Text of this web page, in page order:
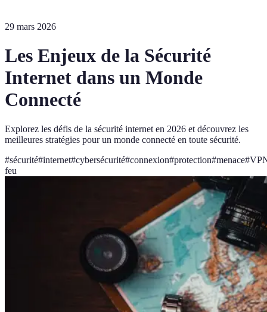
29 mars 2026
Les Enjeux de la Sécurité
Internet dans un Monde
Connecté
Explorez les défis de la sécurité internet en 2026 et découvrez les
meilleures stratégies pour un monde connecté en toute sécurité.
#sécurité#internet#cybersécurité#connexion#protection#menace#
feu